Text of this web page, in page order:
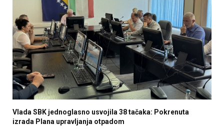
Vlada SBK jednoglasno usvojila 38 tačaka: Pokrenuta
izrada Plana upravljanja otpadom